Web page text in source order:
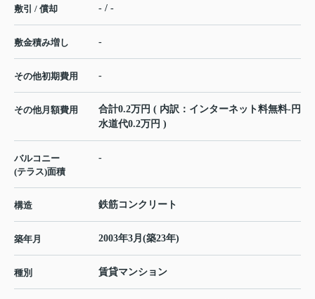
敷引 / 償却 - / -
敷金積み増し -
その他初期費用 -
その他月額費用
合計0.2万円 ( 内訳：インターネット料無料-円
水道代0.2万円 )
バルコニー
(テラス)面積
-
構造 鉄筋コンクリート
築年月 2003年3月(築23年)
種別 賃貸マンション